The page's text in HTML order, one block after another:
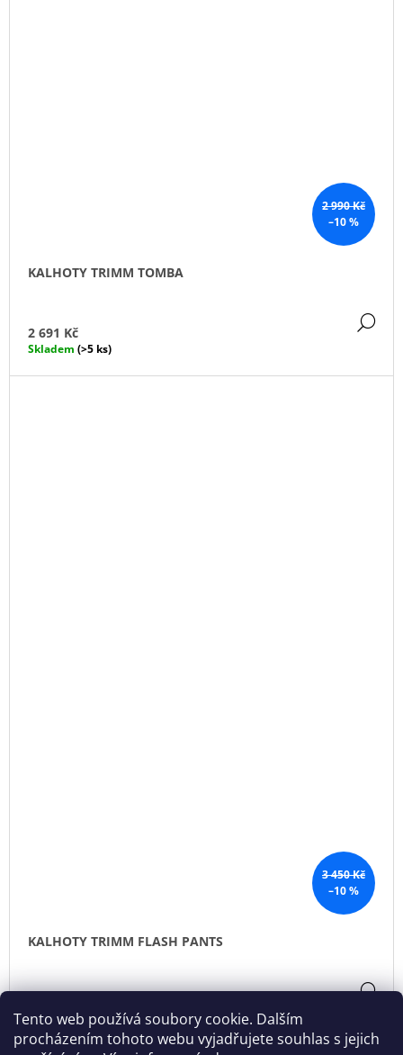
Tento web používá soubory cookie. Dalším
procházením tohoto webu vyjadřujete souhlas s jejich
2 990 Kč
–10 %
KALHOTY TRIMM TOMBA
2 691 Kč
Skladem (>5 ks)
3 450 Kč
–10 %
KALHOTY TRIMM FLASH PANTS
Skladem(>5 ks)